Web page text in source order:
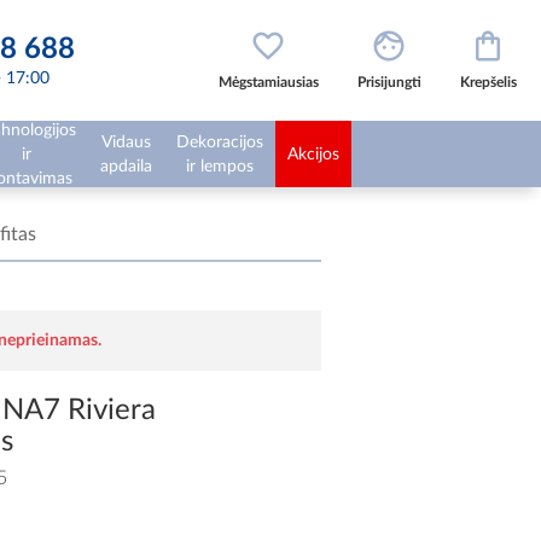
688
17:00 Mėgstamiausias Prisijungti Krepšelis
ir
Vidaus
apdaila
Dekoracijos
ir lempos
Akcijos
Riviera